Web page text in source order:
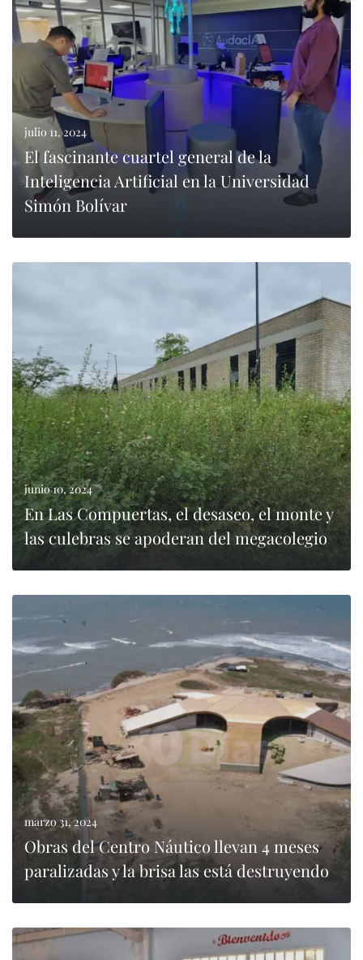
julio 11, 2024
El fascinante cuartel general de la
Inteligencia Artificial en la Universidad
Simón Bolívar
junio 10, 2024
En Las Compuertas, el desaseo, el monte y
las culebras se apoderan del megacolegio
LEER MÁS
marzo 31, 2024
Obras del Centro Náutico llevan 4 meses
paralizadas y la brisa las está destruyendo